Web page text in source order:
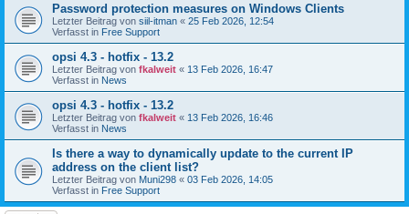
Password protection measures on Windows Clients
Letzter Beitrag von siil-itman « 25 Feb 2026, 12:54
Verfasst in Free Support
opsi 4.3 - hotfix - 13.2
Letzter Beitrag von fkalweit « 13 Feb 2026, 16:47
Verfasst in News
opsi 4.3 - hotfix - 13.2
Letzter Beitrag von fkalweit « 13 Feb 2026, 16:46
Verfasst in News
Is there a way to dynamically update to the current IP
address on the client list?
Letzter Beitrag von Muni298 « 03 Feb 2026, 14:05
Verfasst in Free Support